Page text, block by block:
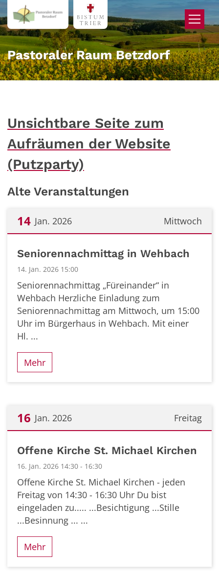
Zum Inhalt springen
Pastoraler Raum Betzdorf
Unsichtbare Seite zum
Aufräumen der Website
(Putzparty)
Alte Veranstaltungen
Mittwoch
14 Jan. 2026
Seniorennachmittag in Wehbach
14. Jan. 2026 15:00
Seniorennachmittag „Füreinander“ in
Wehbach Herzliche Einladung zum
Seniorennachmittag am Mittwoch, um 15:00
Uhr im Bürgerhaus in Wehbach. Mit einer
Hl. ...
Mehr
Freitag
16 Jan. 2026
Offene Kirche St. Michael Kirchen
16. Jan. 2026 14:30 - 16:30
Offene Kirche St. Michael Kirchen - jeden
Freitag von 14:30 - 16:30 Uhr Du bist
eingeladen zu..... ...Besichtigung ...Stille
...Besinnung ... ...
Mehr